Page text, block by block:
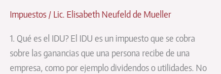
Impuestos / Lic. Elisabeth Neufeld de Mueller
1. Qué es el IDU? El IDU es un impuesto que se cobra
sobre las ganancias que una persona recibe de una
empresa, como por ejemplo dividendos o utilidades. No